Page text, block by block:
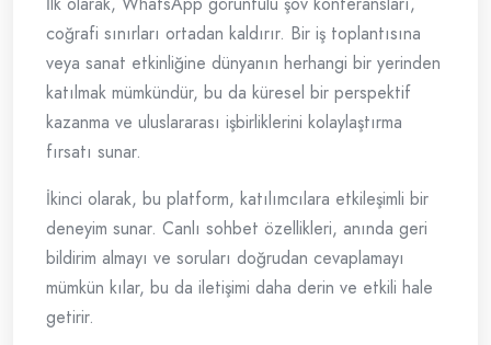
coğrafi sınırları ortadan kaldırır. Bir iş toplantısına
veya sanat etkinliğine dünyanın herhangi bir yerinden
katılmak mümkündür, bu da küresel bir perspektif
kazanma ve uluslararası işbirliklerini kolaylaştırma
fırsatı sunar.
İkinci olarak, bu platform, katılımcılara etkileşimli bir
deneyim sunar. Canlı sohbet özellikleri, anında geri
bildirim almayı ve soruları doğrudan cevaplamayı
mümkün kılar, bu da iletişimi daha derin ve etkili hale
getirir.